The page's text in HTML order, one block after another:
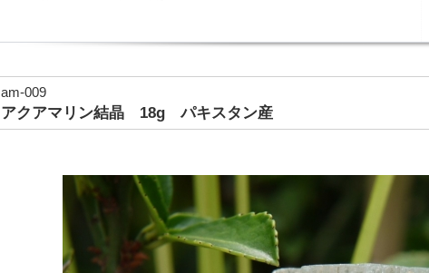
am-009
アクアマリン結晶 18g パキスタン産